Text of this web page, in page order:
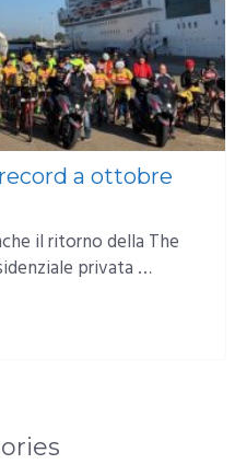
a ottobre
il ritorno della The
privata …